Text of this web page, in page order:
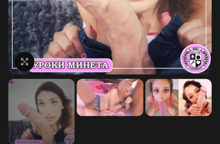
Нажмите, чтобы увеличить